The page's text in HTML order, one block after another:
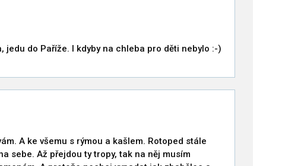
do Paříže. I kdyby na chleba pro děti nebylo :-)
A ke všemu s rýmou a kašlem. Rotoped stále
sebe. Až přejdou ty tropy, tak na něj musím